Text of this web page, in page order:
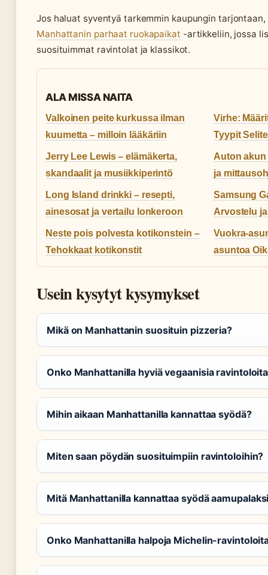
Jos haluat syventyä tarkemmin kaupungin
Manhattanin parhaat ruokapaikat -artikkeliin, jossa
suosituimmat ravintolat ja klassikot.
ALA MISSA NAITA
Valkoinen peite kurkussa ilman
kuumetta – milloin lääkäriin
Virhe:
Tyypit
Jerry Lee Lewis – elämäkerta,
skandaalit ja musiikkiperintö
Auton akun
ja
Long Island drinkki – resepti,
ainesosat ja vertailu lonkeroon
Samsung
Arvostelu
Neste pois polvesta kotikonstein –
Tehokkaat kotikonstit
Vuokra-
asuntoa
Usein kysytyt kysymykset
Mikä on Manhattanin suosituin pizzeria?
Onko Manhattanilla hyviä vegaanisia
Mihin aikaan Manhattanilla kannattaa syödä?
Miten saan pöydän suosituimpiin ravintoloihin?
Mitä Manhattanilla kannattaa syödä
Onko Manhattanilla halpoja Michelin-